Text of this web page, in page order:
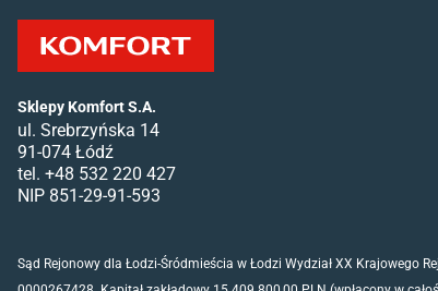
Sklepy Komfort S.A.
ul. Srebrzyńska 14
91-074 Łódź
tel. +48 532 220 427
NIP 851-29-91-593
Sąd Rejonowy dla Łodzi-Śródmieścia w Łodzi Wydział XX Krajowego